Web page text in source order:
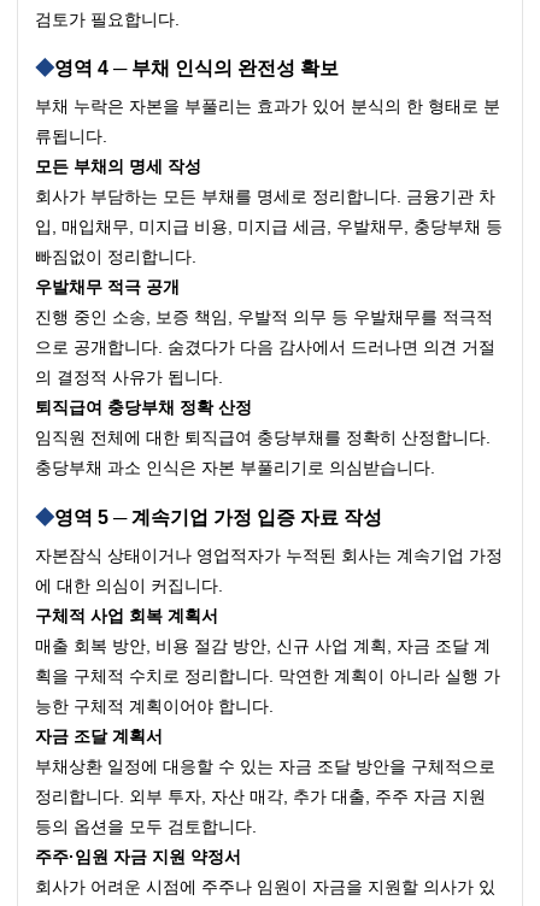
검토가 필요합니다.
영역 4 ─ 부채 인식의 완전성 확보
부채 누락은 자본을 부풀리는 효과가 있어 분식의 한 형태로 분
류됩니다.
모든 부채의 명세 작성
회사가 부담하는 모든 부채를 명세로 정리합니다. 금융기관 차
입, 매입채무, 미지급 비용, 미지급 세금, 우발채무, 충당부채 등
빠짐없이 정리합니다.
우발채무 적극 공개
진행 중인 소송, 보증 책임, 우발적 의무 등 우발채무를 적극적
으로 공개합니다. 숨겼다가 다음 감사에서 드러나면 의견 거절
의 결정적 사유가 됩니다.
퇴직급여 충당부채 정확 산정
임직원 전체에 대한 퇴직급여 충당부채를 정확히 산정합니다.
충당부채 과소 인식은 자본 부풀리기로 의심받습니다.
영역 5 ─ 계속기업 가정 입증 자료 작성
자본잠식 상태이거나 영업적자가 누적된 회사는 계속기업 가정
에 대한 의심이 커집니다.
구체적 사업 회복 계획서
매출 회복 방안, 비용 절감 방안, 신규 사업 계획, 자금 조달 계
획을 구체적 수치로 정리합니다. 막연한 계획이 아니라 실행 가
능한 구체적 계획이어야 합니다.
자금 조달 계획서
부채상환 일정에 대응할 수 있는 자금 조달 방안을 구체적으로
정리합니다. 외부 투자, 자산 매각, 추가 대출, 주주 자금 지원
등의 옵션을 모두 검토합니다.
주주·임원 자금 지원 약정서
회사가 어려운 시점에 주주나 임원이 자금을 지원할 의사가 있